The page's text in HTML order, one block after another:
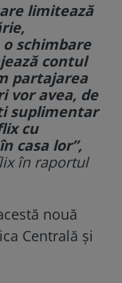
limitează
schimbare
contul
partajarea
vor avea, de
suplimentar
cu
casa lor”,
înraportul
nouă
Centrală şi